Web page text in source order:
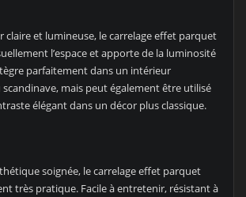
claire et lumineuse, le carrelage effet parquet
l’espace et apporte de la luminosité
parfaitement dans un intérieur
mais peut également être utilisé
élégant dans un décor plus classique.
soignée, le carrelage effet parquet
très pratique. Facile à entretenir, résistant à